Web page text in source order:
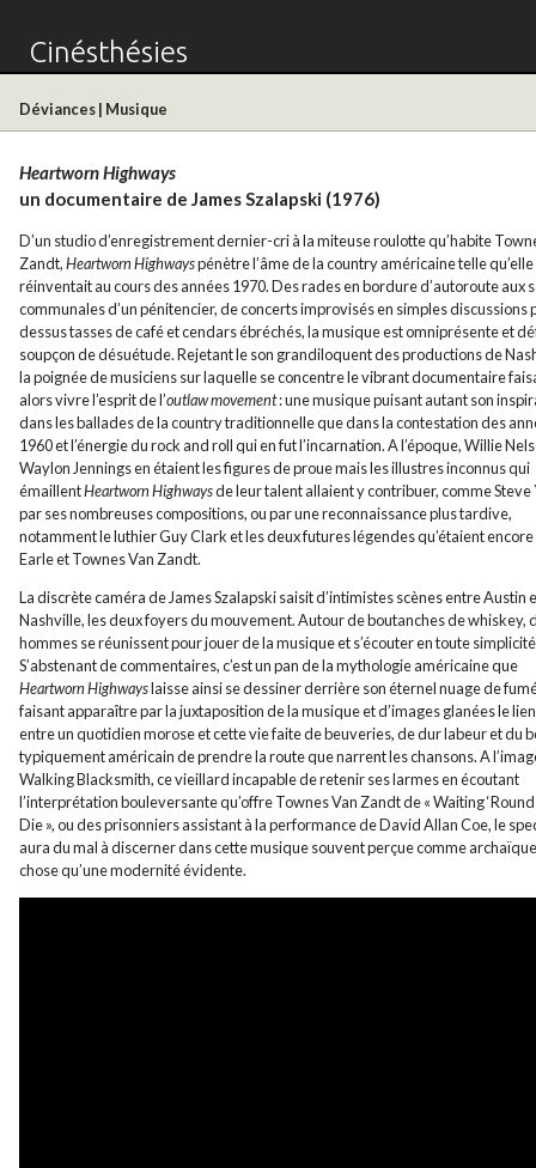
Cinésthésies
Déviances| Musique
Heartworn Highways
un documentaire de James Szalapski (1976)
D’un studio d’enregistrement dernier-cri à la miteuse roulotte qu’habite
Zandt,Heartworn Highwayspénètre l’âme de la country américaine telle qu’elle
réinventait au cours des années 1970. Des rades en bordure d’autoroute aux
communales d’un pénitencier, de concerts improvisés en simples discussions
dessus tasses de café et cendars ébréchés, la musique est omniprésente et
soupçon de désuétude. Rejetant le son grandiloquent des productions de
la poignée de musiciens sur laquelle se concentre le vibrant documentaire
alors vivre l’esprit de l’outlaw movement: une musique puisant autant son
dans les ballades de la country traditionnelle que dans la contestation des
1960 et l’énergie du rock and roll qui en fut l’incarnation. A l’époque, Willie
Waylon Jennings en étaient les figures de proue mais les illustres inconnus qui
émaillentHeartworn Highwaysde leur talent allaient y contribuer, comme Steve
par ses nombreuses compositions, ou par une reconnaissance plus tardive,
notamment le luthier Guy Clark et les deux futures légendes qu’étaient encore
Earle et Townes Van Zandt.
La discrète caméra de James Szalapski saisit d’intimistes scènes entre Austin
Nashville, les deux foyers du mouvement. Autour de boutanches de whiskey,
hommes se réunissent pour jouer de la musique et s’écouter en toute
S’abstenant de commentaires, c’est un pan de la mythologie américaine que
Heartworn Highwayslaisse ainsi se dessiner derrière son éternel nuage de
faisant apparaître par la juxtaposition de la musique et d’images glanées le
entre un quotidien morose et cette vie faite de beuveries, de dur labeur et du
typiquement américain de prendre la route que narrent les chansons. A
Walking Blacksmith, ce vieillard incapable de retenir ses larmes en écoutant
l’interprétation bouleversante qu’offre Townes Van Zandt de « Waiting
Die », ou des prisonniers assistant à la performance de David Allan Coe, le
aura du mal à discerner dans cette musique souvent perçue comme
chose qu’une modernité évidente.